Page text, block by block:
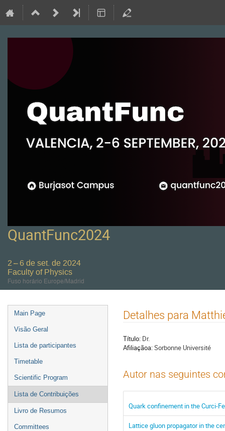
QuantFunc2024
2 – 6 de set. de 2024
Faculty of Physics
Fuso horário Europe/Madrid
Event
menu
Main Page
Visão Geral
Lista de participantes
Timetable
Scientific Program
Lista de Contribuições
Livro de Resumos
Committees
Detalhes para
Título: Dr.
Afiliaçãoa:Sorbonne Université
Autor nas seguintes
Quark confinement in the Curci-
Lattice gluon propagator in the